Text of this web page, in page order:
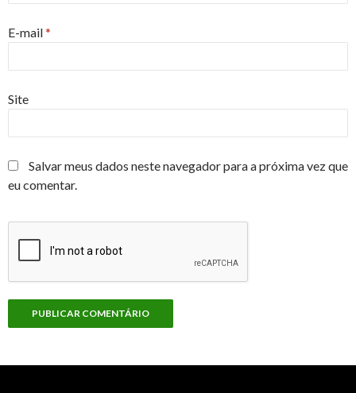
E-mail*
Site
Salvar meus dados neste navegador para a próxima vez que
eu comentar.